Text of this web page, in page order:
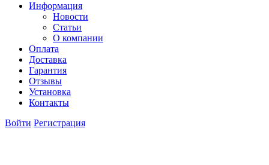
Информация
Новости
Статьи
О компании
Оплата
Доставка
Гарантия
Отзывы
Установка
Контакты
Войти Регистрация